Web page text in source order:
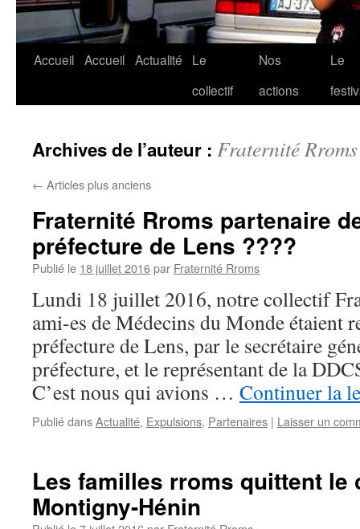
Accueil Accueil Actualité
Le
collectif
Nos
actions
Le
Archives de l’auteur : Fraternité Rroms
← Articles plus anciens
Fraternité Rroms partenaire
préfecture de Lens ????
Publié le 18 juillet 2016par Fraternité Rroms
Lundi 18 juillet 2016, notre collectif
ami-es de Médecins du Monde étaient
préfecture de Lens, par le secrétaire
préfecture, et le représentant de la
C’est nous qui avions … Continuer la
Publié dansActualité, Expulsions, Partenaires | Laisser un
Les familles rroms quittent le
Montigny-Hénin